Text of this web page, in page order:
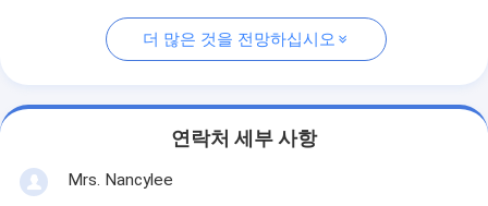
더 많은 것을 전망하십시오
연락처 세부 사항
Mrs. Nancylee